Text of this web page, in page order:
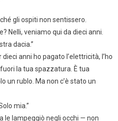
gli ospiti non sentissero.
Nelli, veniamo qui da dieci anni.
dacia.”
anni ho pagato l’elettricità, l’ho
la tua spazzatura. È tua
un rublo. Ma non c’è stato un
mia.”
le lampeggiò negli occhi — non